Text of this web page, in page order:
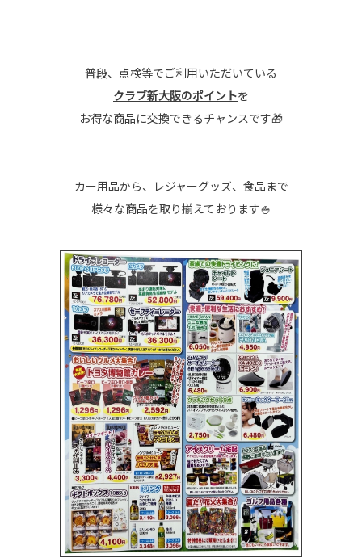
普段、点検等でご利用いただいている
クラブ新大阪のポイントを
お得な商品に交換できるチャンスです🎁
カー用品から、レジャーグッズ、食品まで
様々な商品を取り揃えております🍚